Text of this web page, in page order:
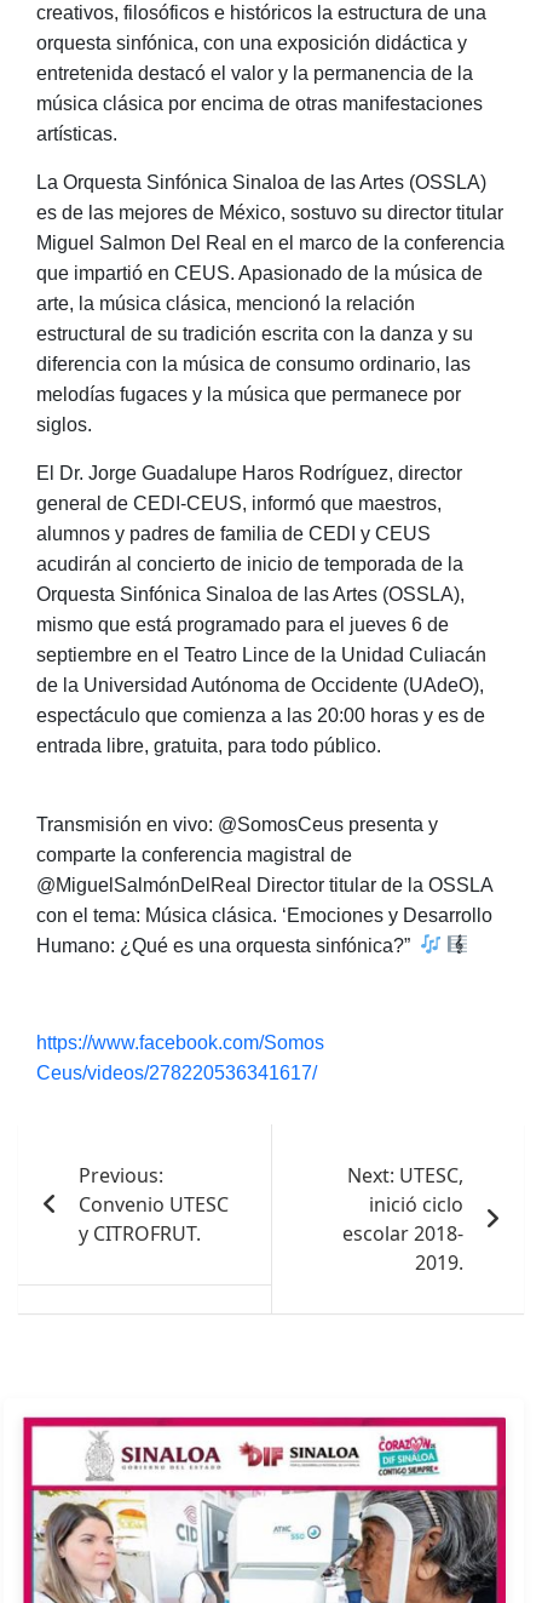
creativos, filosóficos e históricos la estructura de una
orquesta sinfónica, con una exposición didáctica y
entretenida destacó el valor y la permanencia de la
música clásica por encima de otras manifestaciones
artísticas.
La Orquesta Sinfónica Sinaloa de las Artes (OSSLA)
es de las mejores de México, sostuvo su director titular
Miguel Salmon Del Real en el marco de la conferencia
que impartió en CEUS. Apasionado de la música de
arte, la música clásica, mencionó la relación
estructural de su tradición escrita con la danza y su
diferencia con la música de consumo ordinario, las
melodías fugaces y la música que permanece por
siglos.
El
Dr. Jorge Guadalupe Haros Rodríguez, director
general de CEDI-CEUS, informó que maestros,
alumnos y padres de familia de CEDI y CEUS
acudirán al concierto de inicio de temporada de la
Orquesta Sinfónica Sinaloa de las Artes (OSSLA),
mismo que está programado para el jueves 6 de
septiembre en el Teatro Lince de la Unidad Culiacán
de la Universidad Autónoma de Occidente (UAdeO),
espectáculo que comienza a las 20:00 horas y es de
entrada libre, gratuita, para todo público.
Transmisión en vivo: @SomosCeus presenta y
comparte la conferencia magistral de
@MiguelSalmónDelReal Director titular de la OSSLA
con el tema: Música clásica. ‘Emociones y Desarrollo
Humano: ¿Qué es una orquesta sinfónica?”
https://www.facebook.com/Somos
Ceus/videos/278220536341617/
entradas
Previous:
Convenio UTESC
y CITROFRUT.
Next: UTESC,
inició ciclo
escolar 2018-
2019.